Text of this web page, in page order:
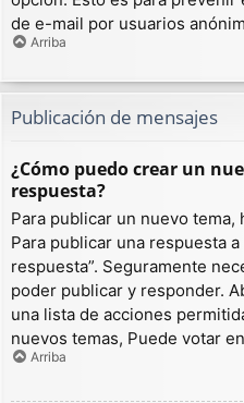
de e-mail por usuarios
Arriba
Publicación de mensajes
¿Cómo puedo crear un
respuesta?
Para publicar un nuevo tema,
Para publicar una respuesta
respuesta”. Seguramente
poder publicar y responder.
una lista de acciones
nuevos temas, Puede votar
Arriba